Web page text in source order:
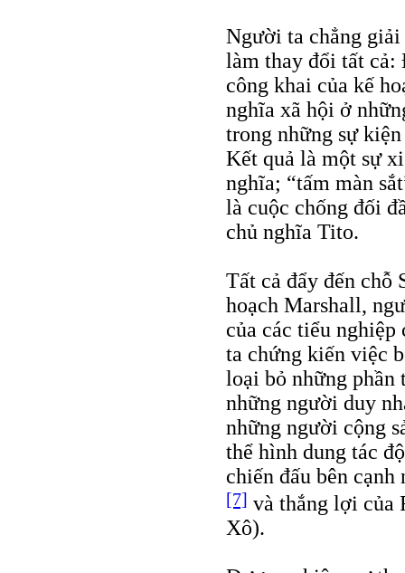
Người ta chẳng
làm thay đổi tất cả:
công khai của kế
nghĩa xã hội ở
trong những sự
Kết quả là một sự
nghĩa; “tấm màn
là cuộc chống đối
chủ nghĩa Tito.
Tất cả đẩy đến chỗ
hoạch Marshall,
của các tiểu
ta chứng kiến việc
loại bỏ những phần
những người duy
những người cộng
thể hình dung tác
chiến đấu bên
[7] và thắng lợi của
Xô).